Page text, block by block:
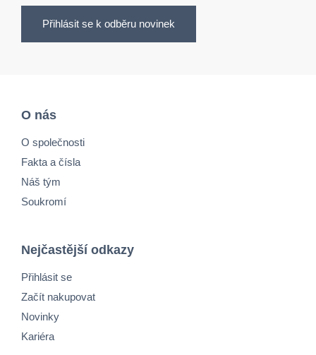
Přihlásit se k odběru novinek
O nás
O společnosti
Fakta a čísla
Náš tým
Soukromí
Nejčastější odkazy
Přihlásit se
Začít nakupovat
Novinky
Kariéra